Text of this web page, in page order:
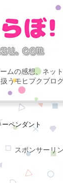
ムの感想、ネッ
うモヒプクブロ
ーペンダント
スポンサーリ